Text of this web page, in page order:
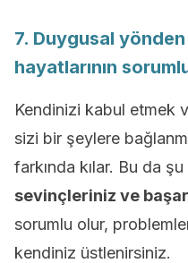
7. Duygusal
hayatlarının
Kendinizi kabul etmek
sizi bir şeylere
farkında kılar. Bu da
sevinçleriniz ve
sorumlu olur,
kendiniz üstlenirsiniz.